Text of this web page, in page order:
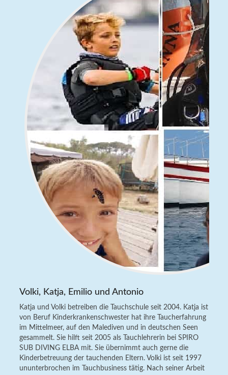
Volki, Katja, Emilio und Antonio
Katja und Volki betreiben die Tauchschule seit 2004. Katja ist
von Beruf Kinderkrankenschwester hat ihre Taucherfahrung
im Mittelmeer, auf den Malediven und in deutschen Seen
gesammelt. Sie hilft seit 2005 als Tauchlehrerin bei SPIRO
SUB DIVING ELBA mit. Sie übernimmt auch gerne die
Kinderbetreuung der tauchenden Eltern. Volki ist seit 1997
ununterbrochen im Tauchbusiness tätig. Nach seiner Arbeit